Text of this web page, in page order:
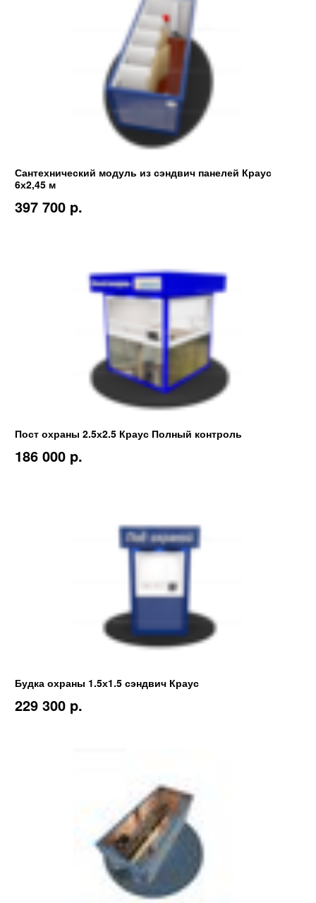
Сантехнический модуль из сэндвич панелей Краус
6х2,45 м
397 700 p.
Пост охраны 2.5х2.5 Краус Полный контроль
186 000 p.
Будка охраны 1.5х1.5 сэндвич Краус
229 300 p.